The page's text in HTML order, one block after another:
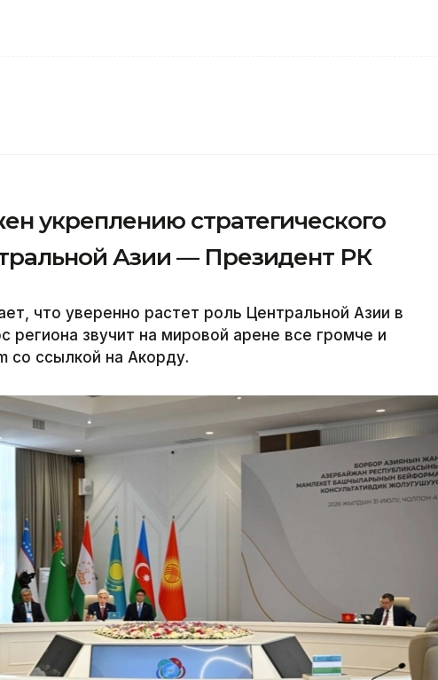
укреплению стратегического
Азии — Президент РК
что уверенно растет роль Центральной Азии в
региона звучит на мировой арене все громче и
со ссылкой на Акорду.